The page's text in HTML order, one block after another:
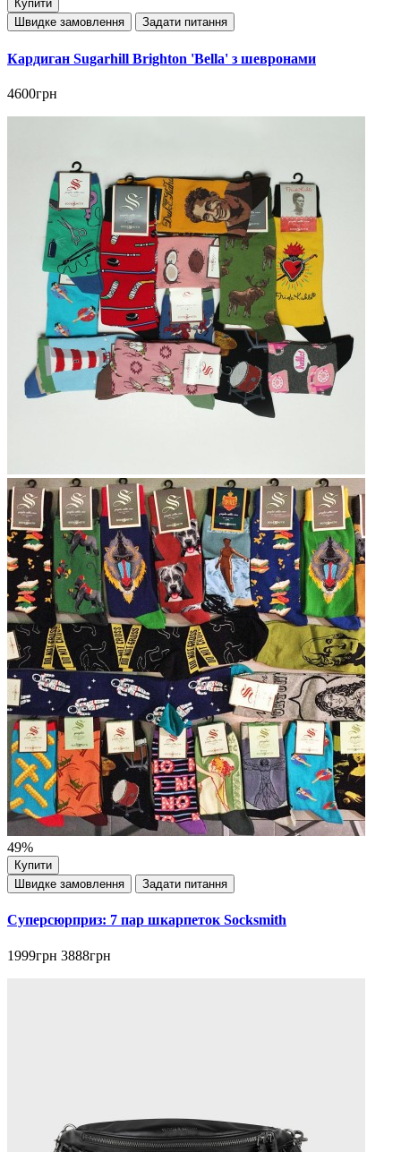
Купити
Швидке замовлення
Задати питання
Кардиган Sugarhill Brighton 'Bella' з шевронами
4600грн
49%
Купити
Швидке замовлення
Задати питання
Суперсюрприз: 7 пар шкарпеток Socksmith
1999грн 3888грн